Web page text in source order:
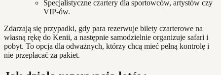
Specjalistyczne czartery dla sportowców, artystów czy
VIP-ów.
Zdarzają się przypadki, gdy para rezerwuje bilety czarterowe na
własną rękę do Kenii, a następnie samodzielnie organizuje safari i
pobyt. To opcja dla odważnych, którzy chcą mieć pełną kontrolę i
nie przepłacać za pakiet.